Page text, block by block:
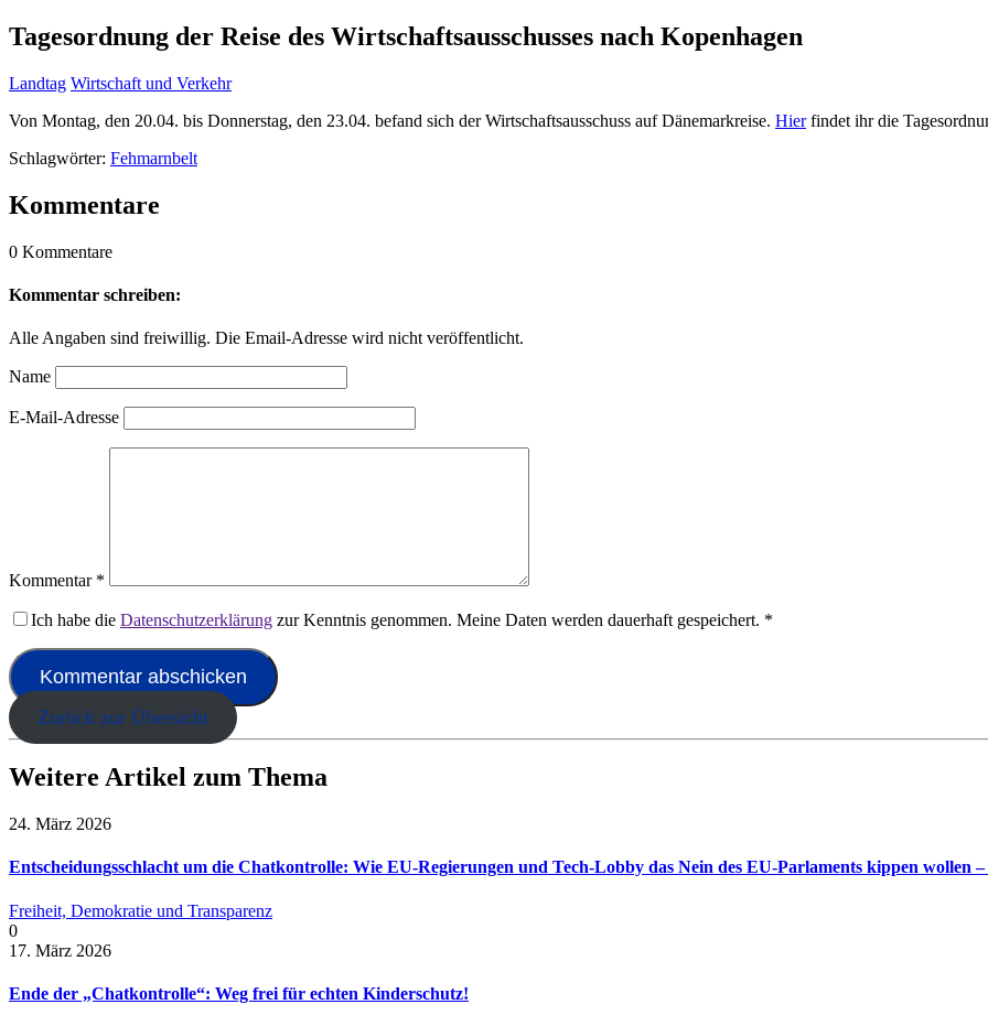
Tagesordnung der Reise des Wirtschaftsausschusses nach Kopenhagen
Landtag Wirtschaft und Verkehr
Von Montag, den 20.04. bis Donnerstag, den 23.04. befand sich der Wirtschaftsausschuss auf Dänemarkreise. Hierfindet ihr die
Schlagwörter: Fehmarnbelt
Kommentare
0 Kommentare
Kommentar schreiben:
Alle Angaben sind freiwillig. Die Email-Adresse wird nicht veröffentlicht.
Name
E-Mail-Adresse
Kommentar *
Ich habe die Datenschutzerklärung zur Kenntnis genommen. Meine Daten werden dauerhaft gespeichert. *
Zurück zur Übersicht
Weitere Artikel zum Thema
24. März 2026
Entscheidungsschlacht um die Chatkontrolle: Wie EU-Regierungen und Tech-Lobby das Nein des EU-Parlaments kippen wollen
Freiheit, Demokratie und Transparenz
0
17. März 2026
Ende der „Chatkontrolle“: Weg frei für echten Kinderschutz!